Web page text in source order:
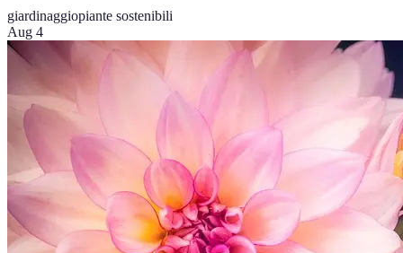
giardinaggiopiante sostenibili
Aug 4